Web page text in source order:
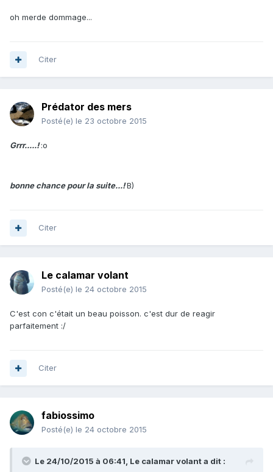
oh merde dommage...
Citer
Prédator des mers
Posté(e) le 23 octobre 2015
Grrr.....!:o
bonne chance pour la suite...!B)
Citer
Le calamar volant
Posté(e) le 24 octobre 2015
C'est con c'était un beau poisson. c'est dur de reagir
parfaitement :/
Citer
fabiossimo
Posté(e) le 24 octobre 2015
Le 24/10/2015 à 06:41, Le calamar volant a dit :